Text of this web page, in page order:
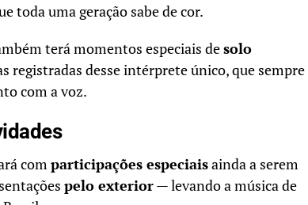
toda uma geração sabe de cor.
terá momentos especiais desolo
registradas desse intérprete único, que sempre
com a voz.
comparticipações especiaisainda a serem
pelo exterior— levando a música de